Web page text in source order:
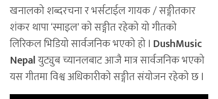
खनालको शब्दरचना र भर्सटाईल गायक / सङ्गीतकार
शंकर थापा ‘स्माइल’ को सङ्गीत रहेको यो गीतको
लिरिकल भिडियो सार्वजनिक भएको हो l DushMusic
Nepalयुट्युब च्यानलबाट आजै मात्र सार्वजनिक भएको
यस गीतमा विश्व अधिकारीको सङ्गीत संयोजन रहेको छ l